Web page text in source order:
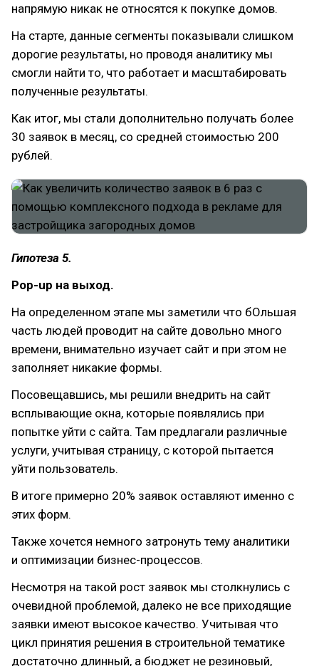
напрямую никак не относятся к покупке домов.
На старте, данные сегменты показывали слишком
дорогие результаты, но проводя аналитику мы
смогли найти то, что работает и масштабировать
полученные результаты.
Как итог, мы стали дополнительно получать более
30 заявок в месяц, со средней стоимостью 200
рублей.
Гипотеза 5.
Pop-up на выход.
На определенном этапе мы заметили что бОльшая
часть людей проводит на сайте довольно много
времени, внимательно изучает сайт и при этом не
заполняет никакие формы.
Посовещавшись, мы решили внедрить на сайт
всплывающие окна, которые появлялись при
попытке уйти с сайта. Там предлагали различные
услуги, учитывая страницу, с которой пытается
уйти пользователь.
В итоге примерно 20% заявок оставляют именно с
этих форм.
Также хочется немного затронуть тему аналитики
и оптимизации бизнес-процессов.
Несмотря на такой рост заявок мы столкнулись с
очевидной проблемой, далеко не все приходящие
заявки имеют высокое качество. Учитывая что
цикл принятия решения в строительной тематике
достаточно длинный, а бюджет не резиновый,